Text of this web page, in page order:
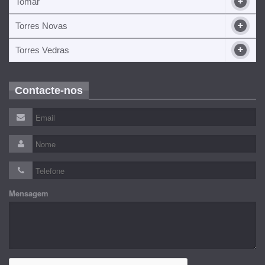
Torres Novas
Torres Vedras
Contacte-nos
Mensagem